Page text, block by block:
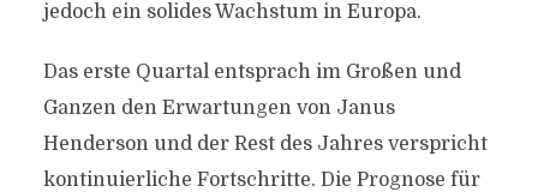
jedoch ein solides Wachstum in Europa.
Das erste Quartal entsprach im Großen und
Ganzen den Erwartungen von Janus
Henderson und der Rest des Jahres verspricht
kontinuierliche Fortschritte. Die Prognose für